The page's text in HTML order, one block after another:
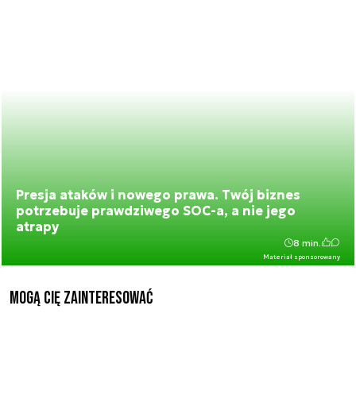
Presja ataków i nowego prawa. Twój biznes
potrzebuje prawdziwego SOC-a, a nie jego
atrapy
Materiał sponsorowany
8 min.
Mogą Cię zainteresować